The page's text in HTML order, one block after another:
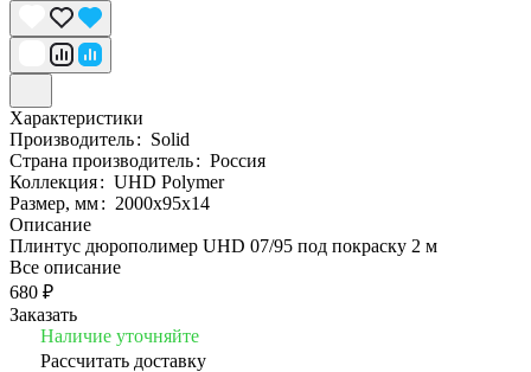
Характеристики
Производитель: Solid
Страна производитель: Россия
Коллекция: UHD Polymer
Размер, мм: 2000x95x14
Описание
Плинтус дюрополимер UHD 07/95 под покраску 2 м
Все описание
680 ₽
Заказать
Наличие уточняйте
Рассчитать доставку